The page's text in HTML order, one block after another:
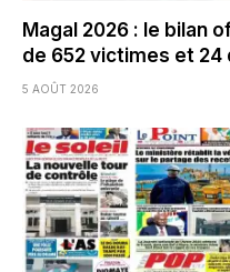
Magal 2026 : le bilan
de 652 victimes et 24
5 AOÛT 2026